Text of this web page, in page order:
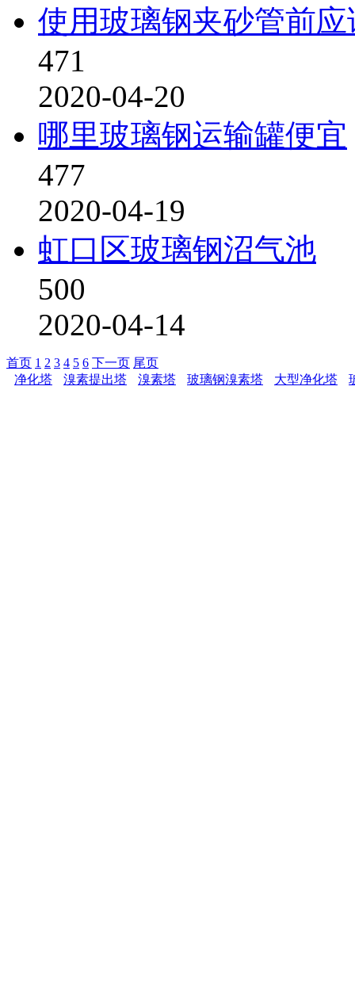
使用玻璃钢夹砂管前
471
2020-04-20
哪里玻璃钢运输罐便宜
477
2020-04-19
虹口区玻璃钢沼气池
500
2020-04-14
首页 1 2 3 4 5 6 下一页 尾页
净化塔
溴素提出塔 溴素塔 玻璃钢溴素塔 大型净化塔